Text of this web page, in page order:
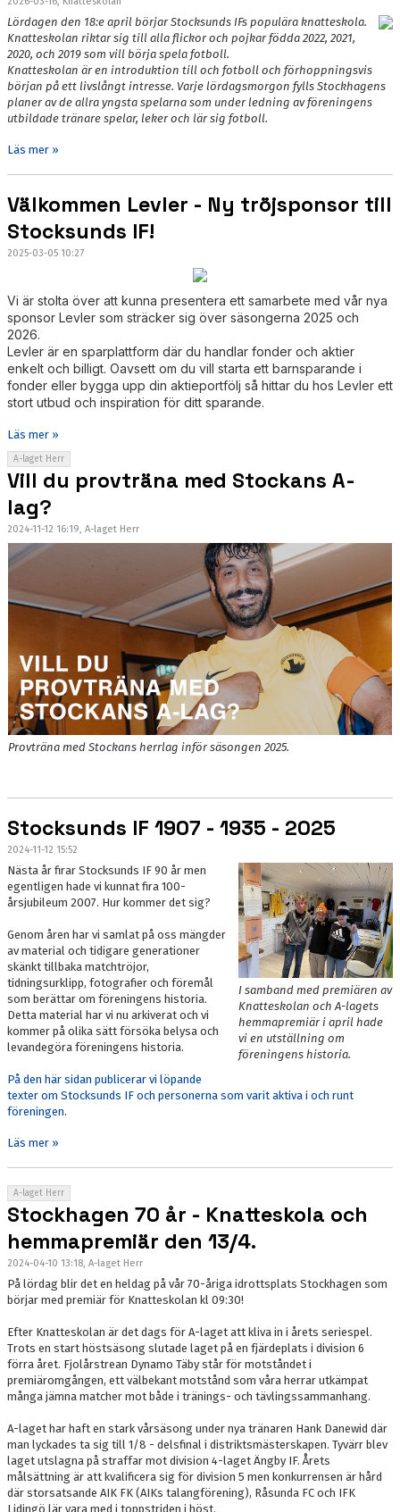
Lördagen den 18:e april börjar Stocksunds IFs populära knatteskola.
Knatteskolan riktar sig till alla flickor och pojkar födda 2022, 2021,
2020, och 2019 som vill börja spela fotboll.
Knatteskolan är en introduktion till och fotboll och förhoppningsvis
början på ett livslångt intresse. Varje lördagsmorgon fylls Stockhagens
planer av de allra yngsta spelarna som under ledning av föreningens
utbildade tränare spelar, leker och lär sig fotboll.
Läs mer »
Välkommen Levler - Ny tröjsponsor till
Stocksunds IF!
2025-03-05 10:27
Vi är stolta över att kunna presentera ett samarbete med vår nya
sponsor Levler som sträcker sig över säsongerna 2025 och
2026.
Levler är en sparplattform där du handlar fonder och aktier
enkelt och billigt. Oavsett om du vill starta ett barnsparande i
fonder eller bygga upp din aktieportfölj så hittar du hos Levler ett
stort utbud och inspiration för ditt sparande.
Läs mer »
A-laget Herr
Vill du provträna med Stockans A-
lag?
2024-11-12 16:19, A-laget Herr
Provträna med Stockans herrlag inför säsongen 2025.
Stocksunds IF 1907 - 1935 - 2025
2024-11-12 15:52
I samband med premiären av
Knatteskolan och A-lagets
hemmapremiär i april hade
vi en utställning om
föreningens historia.
Nästa år firar Stocksunds IF 90 år men
egentligen hade vi kunnat fira 100-
årsjubileum 2007. Hur kommer det sig?
Genom åren har vi samlat på oss mängder
av material och tidigare generationer
skänkt tillbaka matchtröjor,
tidningsurklipp, fotografier och föremål
som berättar om föreningens historia.
Detta material har vi nu arkiverat och vi
kommer på olika sätt försöka belysa och
levandegöra föreningens historia.
På den här sidan publicerar vi löpande
texter om Stocksunds IF och personerna som varit aktiva i och runt
föreningen.
Läs mer »
A-laget Herr
Stockhagen 70 år - Knatteskola och
hemmapremiär den 13/4.
2024-04-10 13:18, A-laget Herr
På lördag blir det en heldag på vår 70-åriga idrottsplats Stockhagen som
börjar med premiär för Knatteskolan kl 09:30!
Efter Knatteskolan är det dags för A-laget att kliva in i årets seriespel.
Trots en start höstsäsong slutade laget på en fjärdeplats i division 6
förra året. Fjolårstrean Dynamo Täby står för motståndet i
premiäromgången, ett välbekant motstånd som våra herrar utkämpat
många jämna matcher mot både i tränings- och tävlingssammanhang.
A-laget har haft en stark vårsäsong under nya tränaren Hank Danewid där
man lyckades ta sig till 1/8 - delsfinal i distriktsmästerskapen. Tyvärr blev
laget utslagna på straffar mot division 4-laget Ängby IF. Årets
målsättning är att kvalificera sig för division 5 men konkurrensen är hård
där storsatsande AIK FK (AIKs talangförening), Råsunda FC och IFK
Lidingö lär vara med i toppstriden i höst.